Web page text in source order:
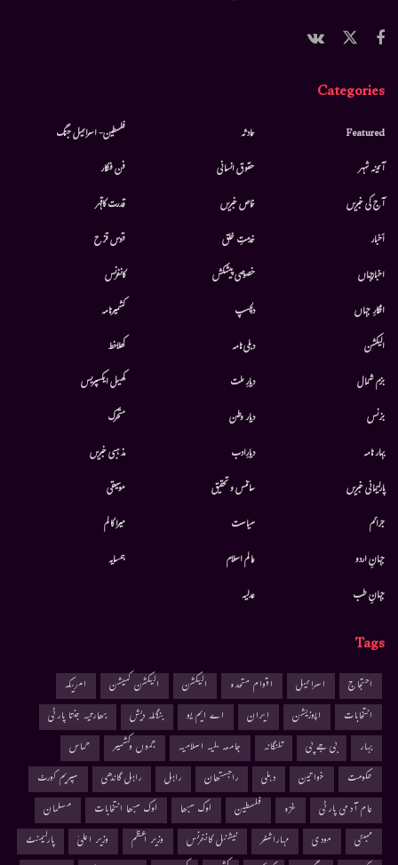
Categories
Featured
آئینہ شہر
آج کی خبریں
أخبار
اخبارجہاں
افکارِ جہاں
الیکشن
بزم شمال
بزنس
بہار نامہ
پارلیمانی خبریں
جرائم
جہانِ اردو
جہانِ طب
حادثہ
حقوق انسانی
خاص خبریں
خدمتِ خلق
خصوصی پیشکش
دلچسپ
دہلی نامہ
دیارِ ملت
دیار وطن
دیارِادب
سائنس و تحقیق
سیاست
عالم اسلام
عدلیہ
فلسطین- اسرائیل جنگ
فن فنکار
قدرت کاقہر
قوس قزح
کانفرنس
کشمیرنامہ
کھلاخط
کھیل ایکسپریس
متحرك
مذہبی خبریں
موسيقى
میرا کالم
ہمسایہ
Tags
احتجاج اسرائیل اقوام متحدہ الیکشن الیکشن کمیشن
امریکہ
انتخابات
اپوزیشن ایران اے ایم یو بنگلہ دیش
بھارتیہ جنتا پارٹی
بہار
بی جے پی تلنگانہ جامعہ ملیہ اسلامیہ جموں وکشمیر
حماس
حکومت
خواتین دہلی راجستھان راہل راہل گاندھی
سپریم کورٹ
عام آدمی پارٹی
غزہ فلسطین لوک سبھا لوک سبھا انتخابات
مسلمان
ممبئی
مودی مہاراشٹر نیشنل کانفرنس وزیر اعظم وزیر اعلیٰ
پارلیمنٹ